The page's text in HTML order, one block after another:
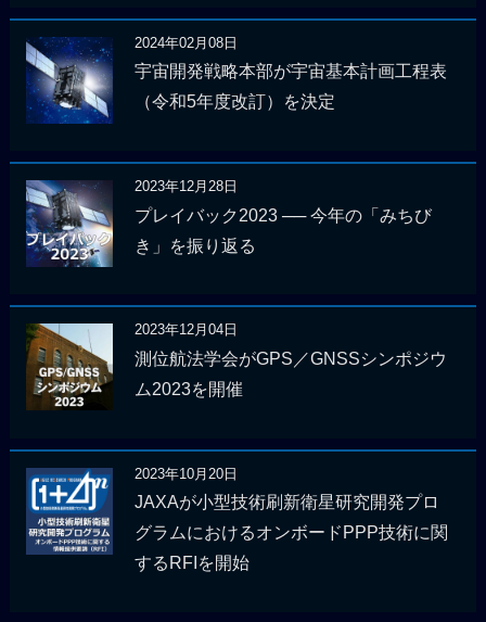
2024年02月08日
宇宙開発戦略本部が宇宙基本計画工程表
（令和5年度改訂）を決定
2023年12月28日
プレイバック2023 ── 今年の「みちび
き」を振り返る
2023年12月04日
測位航法学会がGPS／GNSSシンポジウ
ム2023を開催
2023年10月20日
JAXAが小型技術刷新衛星研究開発プロ
グラムにおけるオンボードPPP技術に関
するRFIを開始